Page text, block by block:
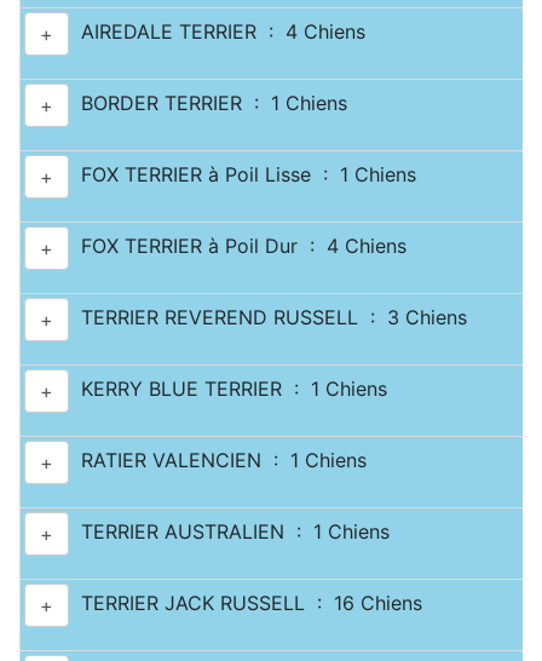
+ AIREDALE TERRIER : 4 Chiens
+ BORDER TERRIER : 1 Chiens
+ FOX TERRIER à Poil Lisse : 1 Chiens
+ FOX TERRIER à Poil Dur : 4 Chiens
+ TERRIER REVEREND RUSSELL : 3 Chiens
+ KERRY BLUE TERRIER : 1 Chiens
+ RATIER VALENCIEN : 1 Chiens
+ TERRIER AUSTRALIEN : 1 Chiens
+ TERRIER JACK RUSSELL : 16 Chiens